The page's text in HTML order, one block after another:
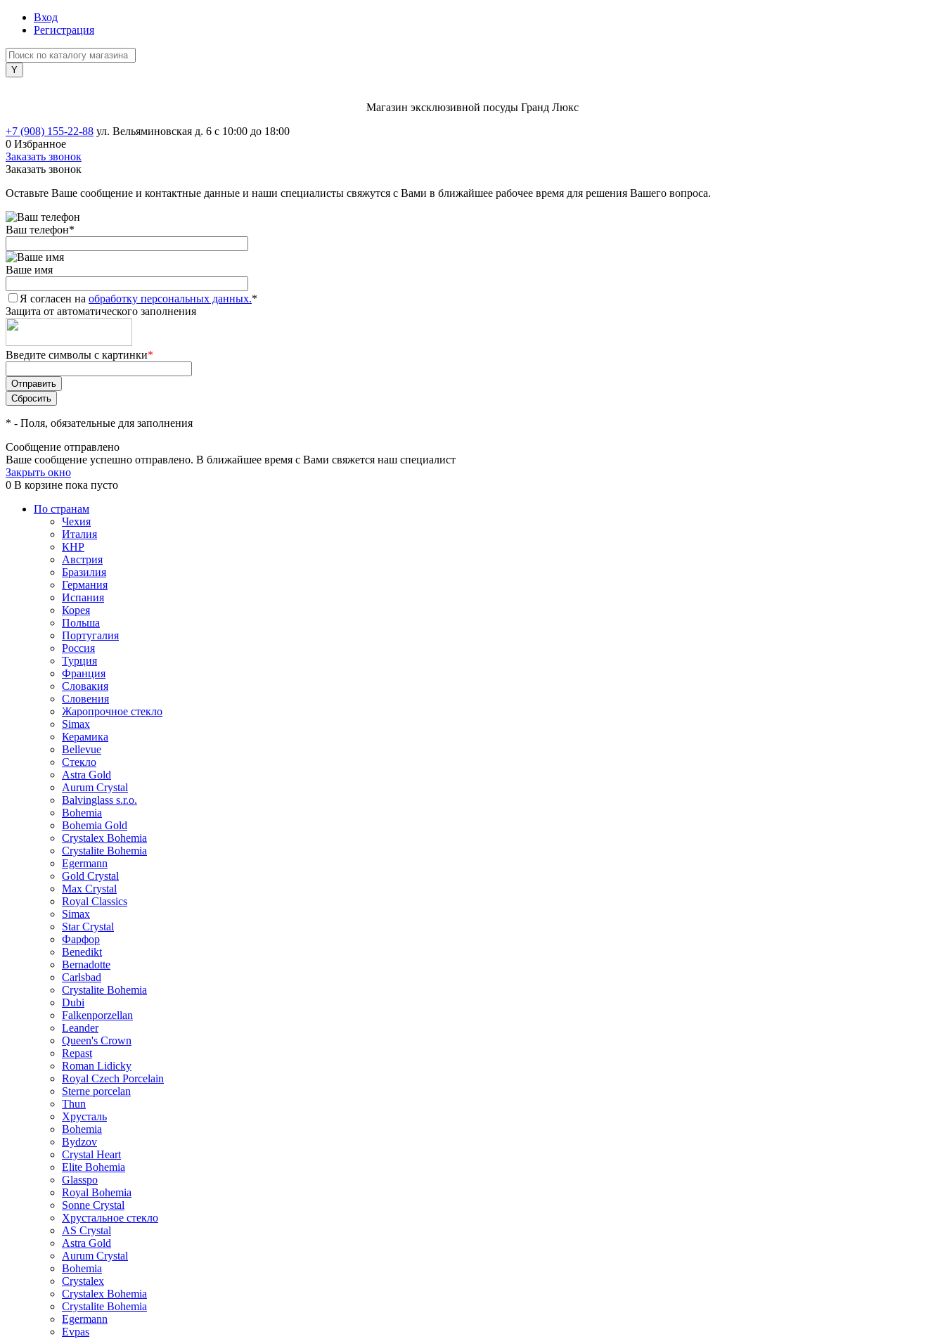
Вход
Регистрация
Магазин эксклюзивной посуды Гранд Люкс
+7 (908) 155-22-88 ул. Вельяминовская д. 6 с 10:00 до 18:00
0 Избранное
Заказать звонок
Заказать звонок
Оставьте Ваше сообщение и контактные данные и наши специалисты свяжутся с Вами в ближайшее рабочее время для решения Вашего вопроса.
Ваш телефон*
Ваше имя
Я согласен на обработку персональных данных.*
Защита от автоматического заполнения
Введите символы с картинки*
* - Поля, обязательные для заполнения
Сообщение отправлено
Ваше сообщение успешно отправлено. В ближайшее время с Вами свяжется наш специалист
Закрыть окно
0 В корзине пока пусто
По странам
Чехия
Италия
КНР
Австрия
Бразилия
Германия
Испания
Корея
Польша
Португалия
Россия
Турция
Франция
Словакия
Словения
Жаропрочное стекло
Simax
Керамика
Bellevue
Стекло
Astra Gold
Aurum Crystal
Balvinglass s.r.o.
Bohemia
Bohemia Gold
Crystalex Bohemia
Crystalite Bohemia
Egermann
Gold Crystal
Max Crystal
Royal Classics
Simax
Star Crystal
Фарфор
Benedikt
Bernadotte
Carlsbad
Crystalite Bohemia
Dubi
Falkenporzellan
Leander
Queen's Crown
Repast
Roman Lidicky
Royal Czech Porcelain
Sterne porcelan
Thun
Хрусталь
Bohemia
Bydzov
Crystal Heart
Elite Bohemia
Glasspo
Royal Bohemia
Sonne Crystal
Хрустальное стекло
AS Crystal
Astra Gold
Aurum Crystal
Bohemia
Crystalex
Crystalex Bohemia
Crystalite Bohemia
Egermann
Evpas